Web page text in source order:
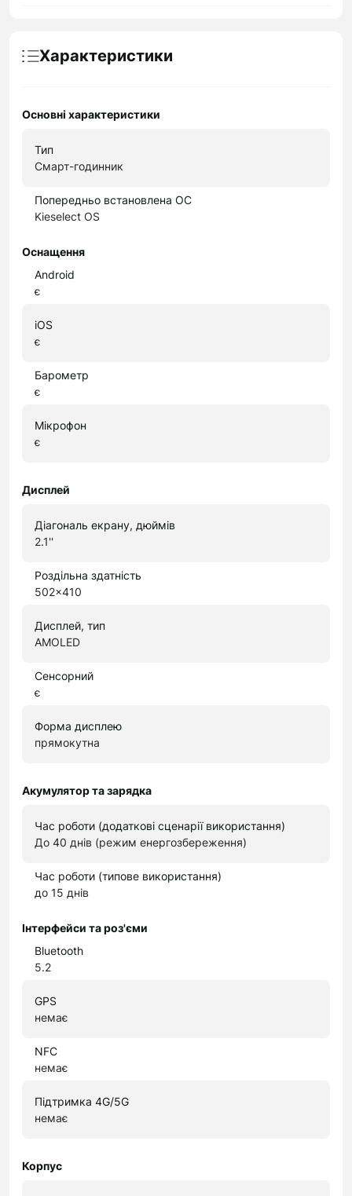
Характеристики
Основні характеристики
Тип
Смарт-годинник
Попередньо встановлена ОС
Kieselect OS
Оснащення
Android
є
iOS
є
Барометр
є
Мікрофон
є
Дисплей
Діагональ екрану, дюймів
2.1''
Роздільна здатність
502x410
Дисплей, тип
AMOLED
Сенсорний
є
Форма дисплею
прямокутна
Акумулятор та зарядка
Час роботи (додаткові сценарії використання)
До 40 днів (режим енергозбереження)
Час роботи (типове використання)
до 15 днів
Інтерфейси та роз'єми
Bluetooth
5.2
GPS
немає
NFC
немає
Підтримка 4G/5G
немає
Корпус